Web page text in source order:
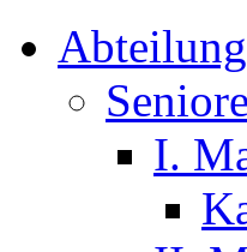
I.